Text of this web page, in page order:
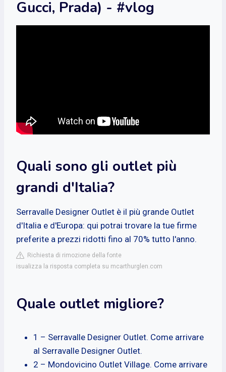
Gucci, Prada) - #vlog
Quali sono gli outlet più
grandi d'Italia?
Serravalle Designer Outlet è il più grande Outlet
d'Italia e d'Europa: qui potrai trovare la tue firme
preferite a prezzi ridotti fino al 70% tutto l'anno.
Richiesta di rimozione della fonte
isualizza la risposta completa su mcarthurglen.com
Quale outlet migliore?
1 – Serravalle Designer Outlet. Come arrivare
al Serravalle Designer Outlet.
2 – Mondovicino Outlet Village. Come arrivare